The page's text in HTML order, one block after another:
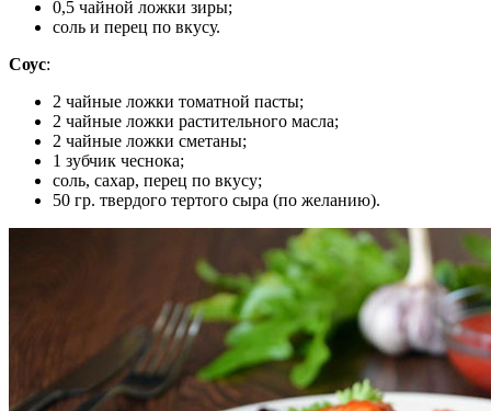
0,5 чайной ложки зиры;
соль и перец по вкусу.
Соус:
2 чайные ложки томатной пасты;
2 чайные ложки растительного масла;
2 чайные ложки сметаны;
1 зубчик чеснока;
соль, сахар, перец по вкусу;
50 гр. твердого тертого сыра (по желанию).